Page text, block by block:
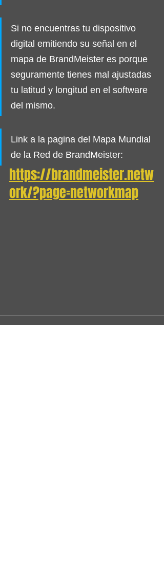
Si no encuentras tu dispositivo
digital emitiendo su señal en el
mapa de BrandMeister es porque
seguramente tienes mal ajustadas
tu latitud y longitud en el software
del mismo.
Link a la pagina del Mapa Mundial
de la Red de BrandMeister:
https://brandmeister.netw
ork/?page=networkmap